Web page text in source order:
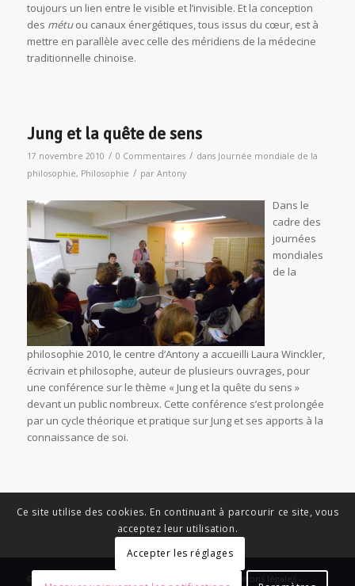
toujours un lien entre le visible et l’invisible. Et la conception
des métuou canaux énergétiques, tous issus du cœur, est à
mettre en parallèle avec celle des méridiens de la médecine
traditionnelle chinoise.
Jung et la quête de sens
17 novembre 2010 / 0 Commentaires / dans Journée mondiale de la
philosophie, Philosophie / par Antony
Dans le
cadre des
journées
mondiales
de la
philosophie 2010, le centre d’Antony a accueilli Laura Winckler,
écrivain et philosophe, auteur de plusieurs ouvrages, pour
une conférence sur le thème « Jung et la quête du sens »
devant un public nombreux. Cette conférence s’est prolongée
par un cycle théorique et pratique sur Jung et ses apports à la
connaissance de soi.
© Copyright - News Nouvelle Acropole - 2023 - Mentions légales -
Ce site utilise des cookies. En continuant à parcourir ce site, vous
acceptez leur utilisation.
Accepter les réglages